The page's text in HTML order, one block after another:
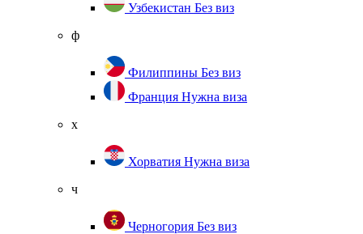
Узбекистан Без виз
ф
Филиппины Без виз
Франция Нужна виза
х
Хорватия Нужна виза
ч
Черногория Без виз